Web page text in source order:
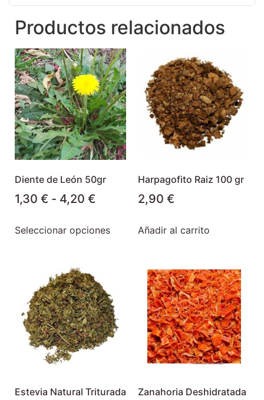
Productos relacionados
Diente de León 50gr
1,30 € - 4,20 €
Seleccionar opciones
Harpagofito Raiz 100 gr
2,90 €
Añadir al carrito
Estevia Natural Triturada Zanahoria Deshidratada